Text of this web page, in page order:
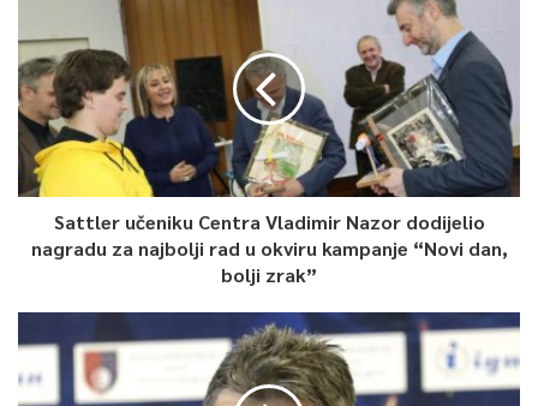
Sattler učeniku Centra Vladimir Nazor dodijelio
nagradu za najbolji rad u okviru kampanje “Novi dan,
bolji zrak”